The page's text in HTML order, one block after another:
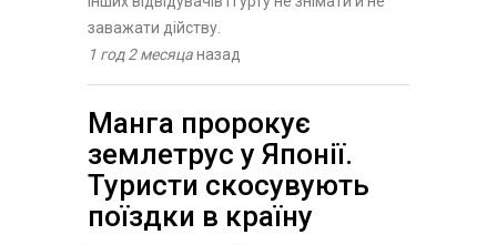
заважати дійству.
1 год 2 месяцаназад
Манга пророкує
землетрус у Японії.
Туристи скосувують
поїздки в країну